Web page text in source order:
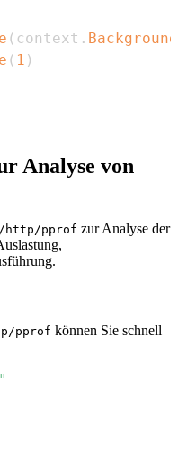
( context . Background
( 1 )
Analyse von
http/pprof zur Analyse der
pprof können Sie schnell